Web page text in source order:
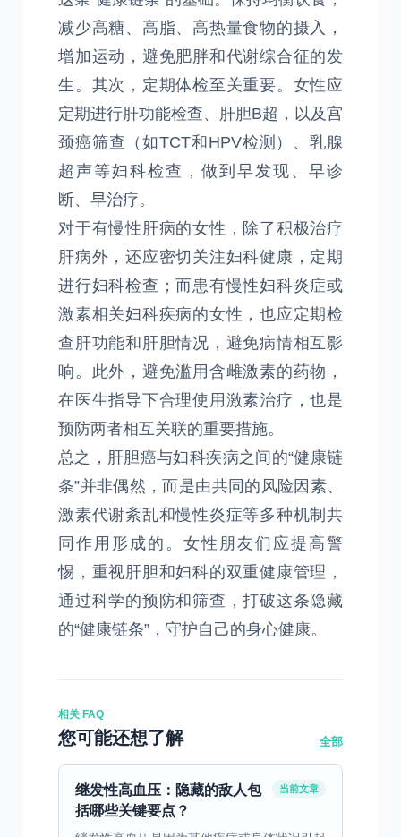
减少高糖、高脂、高热量食物的摄入，
增加运动，避免肥胖和代谢综合征的发
生。其次，定期体检至关重要。女性应
定期进行肝功能检查、肝胆B超，以及宫
颈癌筛查（如TCT和HPV检测）、乳腺
超声等妇科检查，做到早发现、早诊
断、早治疗。
对于有慢性肝病的女性，除了积极治疗
肝病外，还应密切关注妇科健康，定期
进行妇科检查；而患有慢性妇科炎症或
激素相关妇科疾病的女性，也应定期检
查肝功能和肝胆情况，避免病情相互影
响。此外，避免滥用含雌激素的药物，
在医生指导下合理使用激素治疗，也是
预防两者相互关联的重要措施。
总之，肝胆癌与妇科疾病之间的“健康链
条”并非偶然，而是由共同的风险因素、
激素代谢紊乱和慢性炎症等多种机制共
同作用形成的。女性朋友们应提高警
惕，重视肝胆和妇科的双重健康管理，
通过科学的预防和筛查，打破这条隐藏
的“健康链条”，守护自己的身心健康。
相关 FAQ
您可能还想了解 全部
继发性高血压：隐藏的敌人包
括哪些关键要点？
当前文章